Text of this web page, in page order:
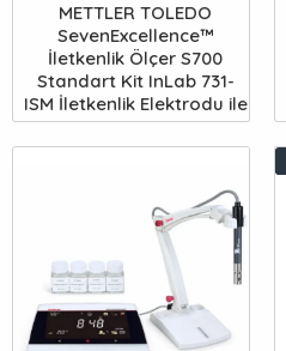
METTLER TOLEDO
SevenExcellence™
İletkenlik Ölçer S700
Standart Kit InLab 731-
ISM İletkenlik Elektrodu ile